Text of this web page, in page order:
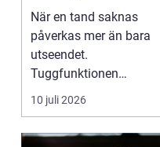
förlorade tänder
När en tand saknas
påverkas mer än bara
utseendet.
Tuggfunktionen
försämras, leendet
förändras och m...
10 juli 2026